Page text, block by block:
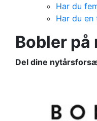
Har du
Har du en
Bobler
Del dine